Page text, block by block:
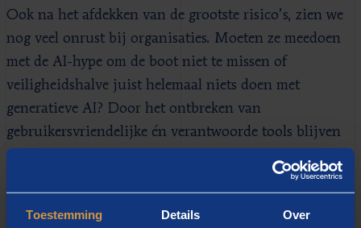
Toestemming Details Over
Ook na het afdekken van de grootste risico’s, zien we
nog veel onrust bij organisaties. Moeten ze meedoen
met de AI-hype om de boot niet te missen of
veiligheidshalve juist helemaal niets doen met
generatieve AI? Door het ontbreken van
gebruikersvriendelijke én verantwoorde tools blijven
veel organisaties hangen in de besluitvorming rond
AI. Terwijl het juist nu belangrijk is om als organisatie